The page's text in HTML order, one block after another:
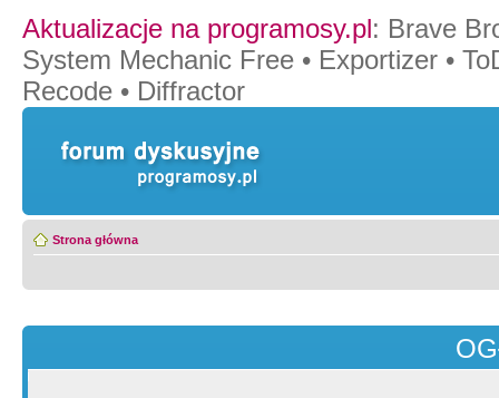
Aktualizacje na programosy.pl: Brave
System Mechanic Free • Exportizer •
Recode • Diffractor
Strona główna